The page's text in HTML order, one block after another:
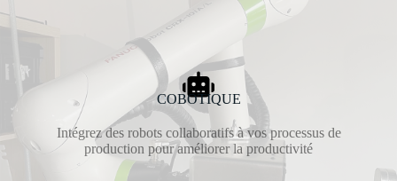
COBOTIQUE
Intégrez des robots collaboratifs à vos processus de
production pour améliorer la productivité